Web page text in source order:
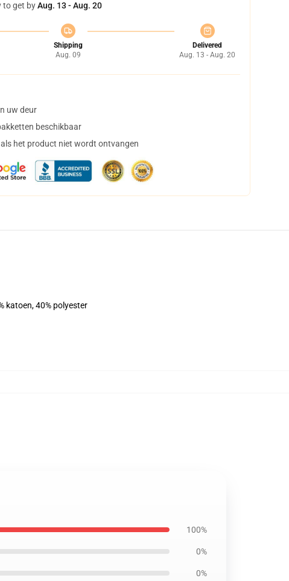
to get byAug. 13 - Aug. 20
Shipping
Aug. 09
Delivered
Aug. 13 - Aug. 20
uw deur
beschikbaar
het product niet wordt ontvangen
katoen, 40% polyester
100%
0%
0%